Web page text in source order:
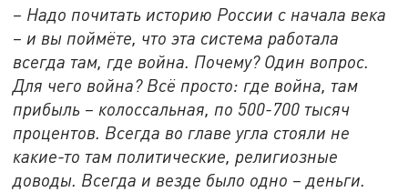
– Надо почитать историю России с начала века
– и вы поймёте, что эта система работала
всегда там, где война. Почему? Один вопрос.
Для чего война? Всё просто: где война, там
прибыль – колоссальная, по 500-700 тысяч
процентов. Всегда во главе угла стояли не
какие-то там политические, религиозные
доводы. Всегда и везде было одно – деньги.